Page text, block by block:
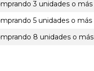
3 unidades o más
5 unidades o más
8 unidades o más